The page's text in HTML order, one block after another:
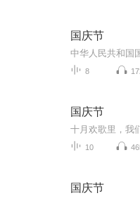
国庆节
8
国庆节
10
国庆节